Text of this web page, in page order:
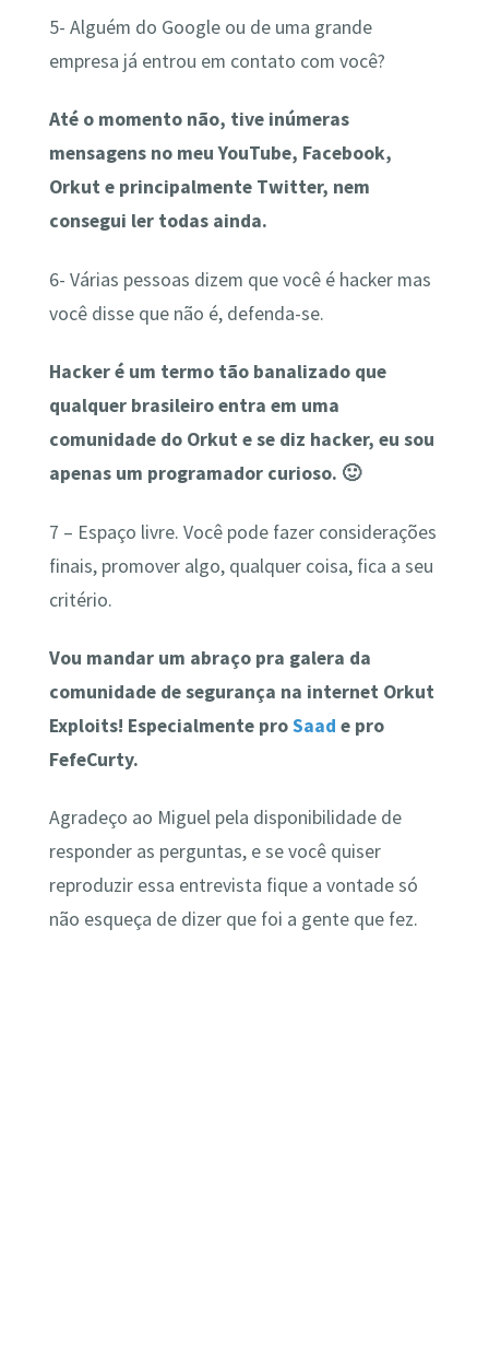
5- Alguém do Google ou de uma grande
empresa já entrou em contato com você?
Até o momento não, tive inúmeras
mensagens no meu YouTube, Facebook,
Orkut e principalmente Twitter, nem
consegui ler todas ainda.
6- Várias pessoas dizem que você é hacker mas
você disse que não é, defenda-se.
Hacker é um termo tão banalizado que
qualquer brasileiro entra em uma
comunidade do Orkut e se diz hacker, eu sou
apenas um programador curioso. 🙂
7 – Espaço livre. Você pode fazer considerações
finais, promover algo, qualquer coisa, fica a seu
critério.
Vou mandar um abraço pra galera da
comunidade de segurança na internet Orkut
Exploits! Especialmente proSaad e pro
FefeCurty.
Agradeço ao Miguel pela disponibilidade de
responder as perguntas, e se você quiser
reproduzir essa entrevista fique a vontade só
não esqueça de dizer que foi a gente que fez.